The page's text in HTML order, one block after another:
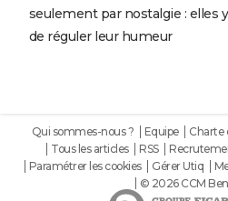
seulement par nostalgie : elles
de réguler leur humeur
Qui sommes-nous ? Equipe Charte
Tous les articles
RSS
Paramétrer les cookies
Gérer Utiq
© 2026 CCM